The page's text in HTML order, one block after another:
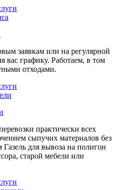
заявкам или на регулярной
вас графику. Работаем, в том
отходами.
практически всех
сыпучих материалов без
для вывоза на полигон
старой мебели или